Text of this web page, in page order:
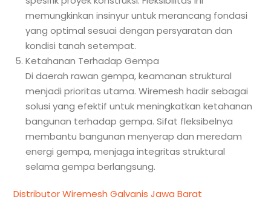
memungkinkan insinyur untuk merancang fondasi
yang optimal sesuai dengan persyaratan dan
kondisi tanah setempat.
Ketahanan Terhadap Gempa
Di daerah rawan gempa, keamanan struktural
menjadi prioritas utama. Wiremesh hadir sebagai
solusi yang efektif untuk meningkatkan ketahanan
bangunan terhadap gempa. Sifat fleksibelnya
membantu bangunan menyerap dan meredam
energi gempa, menjaga integritas struktural
selama gempa berlangsung.
Distributor Wiremesh Galvanis Jawa Barat